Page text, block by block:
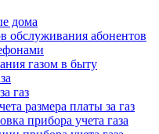
дома
обслуживания абонентов
газом в быту
газ
размера платы за газ
прибора учета газа